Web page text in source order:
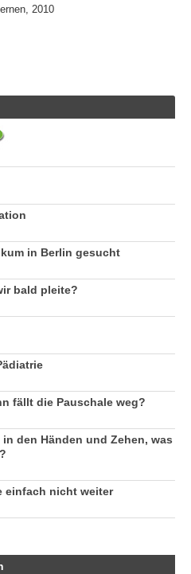
2010
in Berlin gesucht
bald pleite?
fällt die Pauschale weg?
den Händen und Zehen, was
einfach nicht weiter